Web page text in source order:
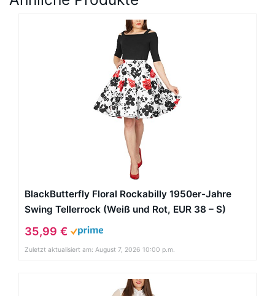
BlackButterfly Floral Rockabilly 1950er-Jahre
Swing Tellerrock (Weiß und Rot, EUR 38 – S)
35,99 €
Zuletzt aktualisiert am: August 7, 2026 10:00 p.m.